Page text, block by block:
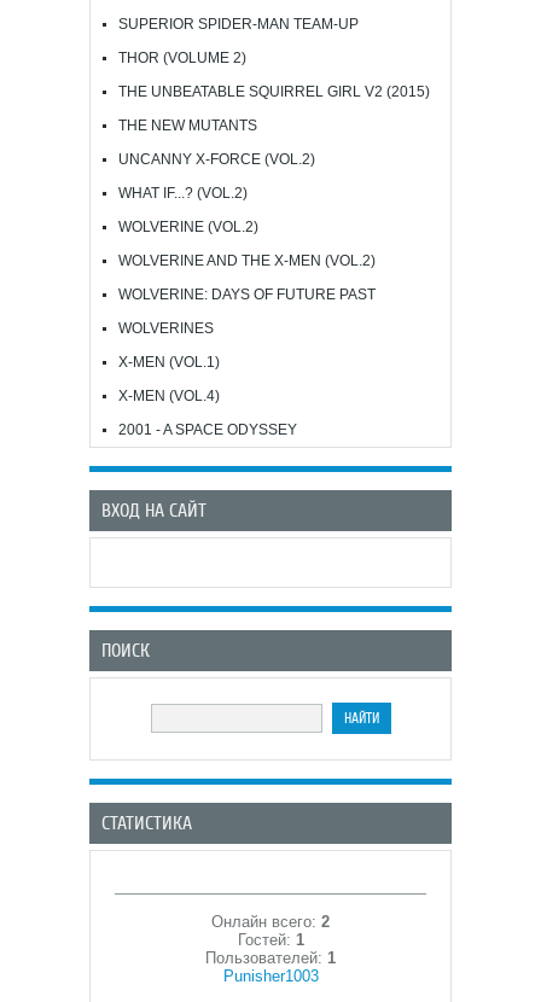
SUPERIOR SPIDER-MAN TEAM-UP
THOR (VOLUME 2)
THE UNBEATABLE SQUIRREL GIRL V2 (2015)
THE NEW MUTANTS
UNCANNY X-FORCE (VOL.2)
WHAT IF...? (VOL.2)
WOLVERINE (VOL.2)
WOLVERINE AND THE X-MEN (VOL.2)
WOLVERINE: DAYS OF FUTURE PAST
WOLVERINES
X-MEN (VOL.1)
X-MEN (VOL.4)
2001 - A SPACE ODYSSEY
ВХОД НА САЙТ
ПОИСК
СТАТИСТИКА
Онлайн всего: 2
Гостей: 1
Пользователей: 1
Punisher1003